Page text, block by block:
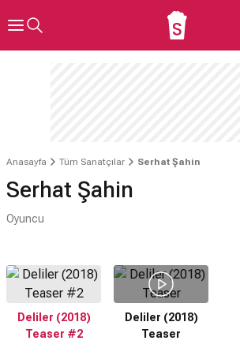
Anasayfa Tüm Sanatçılar Serhat Şahin
Serhat Şahin
Oyuncu
Deliler (2018)
Teaser #2
Deliler (2018)
Teaser